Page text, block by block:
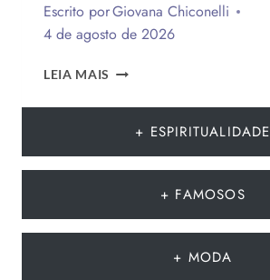
Escrito porGiovana Chiconelli
4 de agosto de 2026
LEIA MAIS CESTA
O
75
+ ESPIRITUALIDADE
+ FAMOSOS
+ MODA